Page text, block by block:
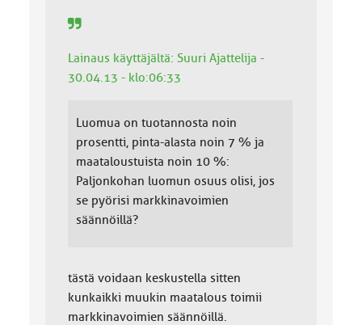
Lainaus käyttäjältä: Suuri Ajattelija -
30.04.13 - klo:06:33
Luomua on tuotannosta noin
prosentti, pinta-alasta noin 7 % ja
maataloustuista noin 10 %:
Paljonkohan luomun osuus olisi, jos
se pyörisi markkinavoimien
säännöillä?
tästä voidaan keskustella sitten
kunkaikki muukin maatalous toimii
markkinavoimien säännöillä.